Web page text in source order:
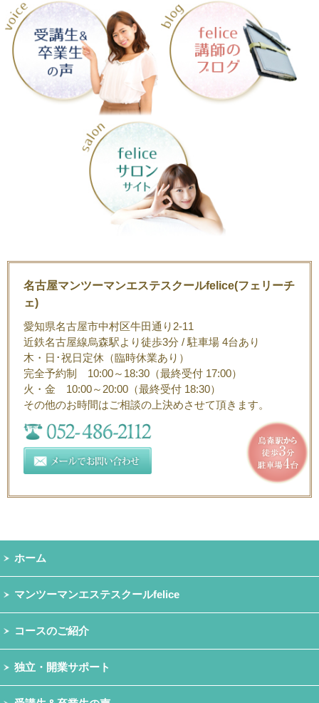
名古屋マンツーマンエステスクールfelice(フェリーチ
ェ)
愛知県名古屋市中村区牛田通り2-11
近鉄名古屋線烏森駅より徒歩3分 / 駐車場 4台あり
木・日･祝日定休（臨時休業あり）
完全予約制 10:00～18:30（最終受付 17:00）
火・金 10:00～20:00（最終受付 18:30）
その他のお時間はご相談の上決めさせて頂きます。
ホーム
マンツーマンエステスクールfelice
コースのご紹介
独立・開業サポート